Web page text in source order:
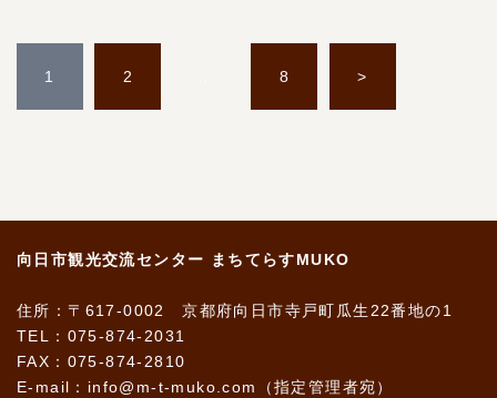
り
1 2 8 >
向日市観光交流センター まちてらすMUKO
住所：〒617-0002 京都府向日市寺戸町瓜生22番地の1
TEL：075-874-2031
FAX：075-874-2810
E-mail：info@m-t-muko.com（指定管理者宛）